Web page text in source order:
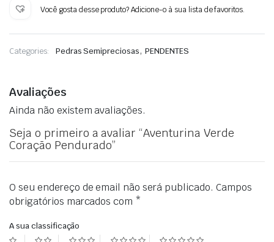
Coração
Pendurado
Você gosta desse produto? Adicione-o à sua lista de favoritos.
Categories: Pedras Semipreciosas,PENDENTES
Avaliações
Ainda não existem avaliações.
Seja o primeiro a avaliar “Aventurina Verde
Coração Pendurado”
O seu endereço de email não será publicado. Campos
obrigatórios marcados com *
A sua classificação